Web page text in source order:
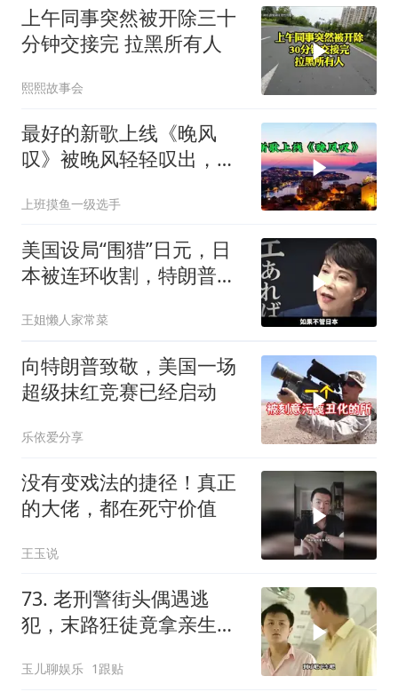
上午同事突然被开除三十
分钟交接完 拉黑所有人
熙熙故事会
最好的新歌上线《晚风
叹》被晚风轻轻叹出，散
上班摸鱼一级选手
美国设局“围猎”日元，日
本被连环收割，特朗普金
王姐懒人家常菜
向特朗普致敬，美国一场
超级抹红竞赛已经启动
乐依爱分享
没有变戏法的捷径！真正
的大佬，都在死守价值
王玉说
73. 老刑警街头偶遇逃
犯，末路狂徒竟拿亲生儿
玉儿聊娱乐 1跟贴